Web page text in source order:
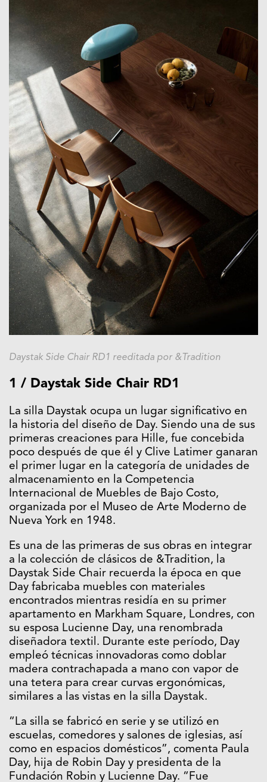
Daystak Side Chair RD1 reeditada por &Tradition
1 / Daystak Side Chair RD1
La silla Daystak ocupa un lugar significativo en
la historia del diseño de Day. Siendo una de sus
primeras creaciones para Hille, fue concebida
poco después de que él y Clive Latimer ganaran
el primer lugar en la categoría de unidades de
almacenamiento en la Competencia
Internacional de Muebles de Bajo Costo,
organizada por el Museo de Arte Moderno de
Nueva York en 1948.
Es una de las primeras de sus obras en integrar
a la colección de clásicos de &Tradition, la
Daystak Side Chair recuerda la época en que
Day fabricaba muebles con materiales
encontrados mientras residía en su primer
apartamento en Markham Square, Londres, con
su esposa Lucienne Day, una renombrada
diseñadora textil. Durante este período, Day
empleó técnicas innovadoras como doblar
madera contrachapada a mano con vapor de
una tetera para crear curvas ergonómicas,
similares a las vistas en la silla Daystak.
“La silla se fabricó en serie y se utilizó en
escuelas, comedores y salones de iglesias, así
como en espacios domésticos”, comenta Paula
Day, hija de Robin Day y presidenta de la
Fundación Robin y Lucienne Day. “Fue